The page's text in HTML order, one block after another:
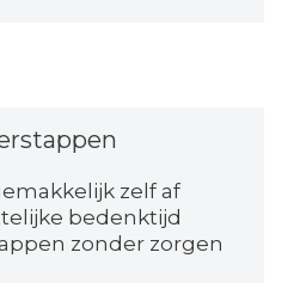
zelf af
bedenktijd
zonder zorgen